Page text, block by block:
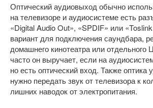
Оптический аудиовыход обычно
на телевизоре и аудиосистеме есть
«Digital Audio Out», «SPDIF» или
вариант для подключения саундбара,
домашнего кинотеатра или
часто он выручает, если на
но есть оптический вход. Также оптика
нужно передать звук от телевизора к
лишних наводок от электропитания.